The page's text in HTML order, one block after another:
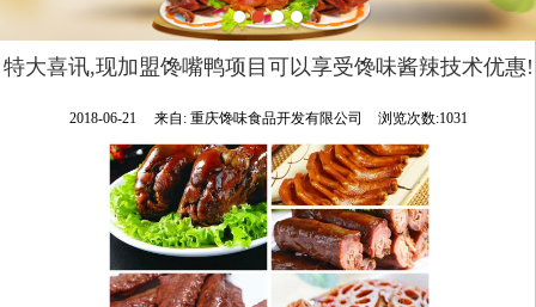
特大喜讯,现加盟馋嘴鸭项目可以享受馋味酱辣技术优惠!
2018-06-21 来自: 重庆馋味食品开发有限公司 浏览次数:1031